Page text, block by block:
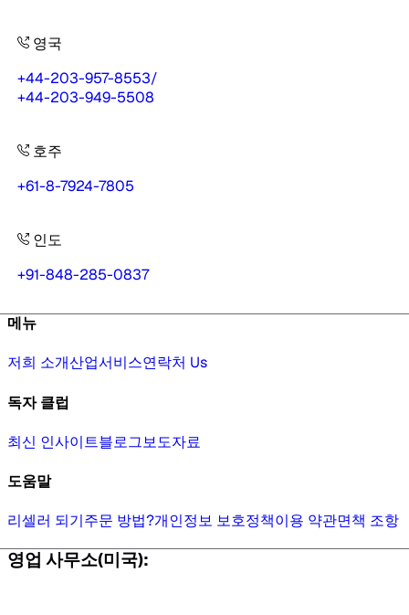
영국
+44-203-957-8553/
+44-203-949-5508
호주
+61-8-7924-7805
인도
+91-848-285-0837
메뉴
저희 소개산업서비스연락처 Us
독자 클럽
최신 인사이트블로그보도자료
도움말
리셀러 되기주문 방법?개인정보 보호정책이용 약관면책 조항
영업 사무소(미국):